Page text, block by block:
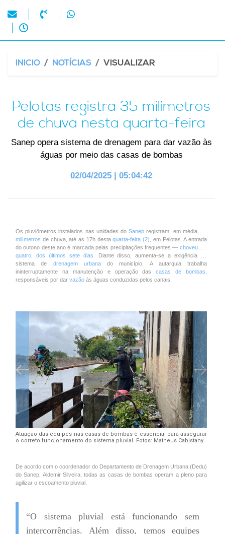
INICIO NOTÍCIAS VISUALIZAR
Pelotas registra 35 milímetros
de chuva nesta quarta-feira
Sanep opera sistema de drenagem para dar vazão às
águas por meio das casas de bombas
02/04/2025 | 05:04:42
Os pluviômetros instalados nas unidades doSanepregistram, em média,
milímetros de chuva, até as 17h destaquarta-feira (2) , em Pelotas. A entrada
do outono deste ano é marcada pelas precipitações frequentes — choveu em
quatro, dos últimos sete dias . Diante disso, aumenta-se a exigência do
sistema de drenagem urbanado município. A autarquia
trabalha
ininterruptamente na manutenção e operação dascasas de bombas,
responsáveis por dar vazão às águas conduzidas pelos canais.
Atuação das equipes nas casas de bombas é essencial para assegurar
o correto funcionamento do sistema pluvial. Fotos: Matheus Cabistany
De acordo com o coordenador do Departamento de Drenagem Urbana (Dedu)
do Sanep, Aldemir Silveira, todas as casas de bombas operam a pleno para
agilizar o escoamento pluvial.
“O sistema pluvial está funcionando sem
intercorrências. Além disso, temos equipes